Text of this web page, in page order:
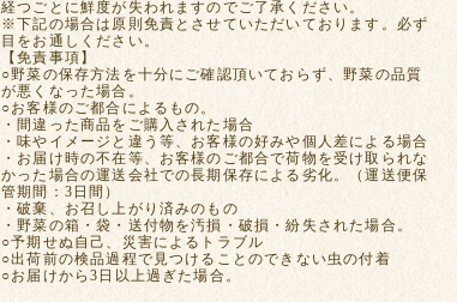
経つごとに鮮度が失われますのでご了承ください。
※下記の場合は原則免責とさせていただいております。必ず
目をお通しください。
【免責事項】
○野菜の保存方法を十分にご確認頂いておらず、野菜の品質
が悪くなった場合。
○お客様のご都合によるもの。
・間違った商品をご購入された場合
・味やイメージと違う等、お客様の好みや個人差による場合
・お届け時の不在等、お客様のご都合で荷物を受け取られな
かった場合の運送会社での長期保存による劣化。（運送便保
管期間：3日間）
・破棄、お召し上がり済みのもの
・野菜の箱・袋・送付物を汚損・破損・紛失された場合。
○予期せぬ自己、災害によるトラブル
○出荷前の検品過程で見つけることのできない虫の付着
○お届けから3日以上過ぎた場合。